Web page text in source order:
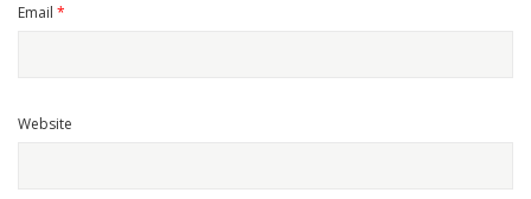
Email *
Website